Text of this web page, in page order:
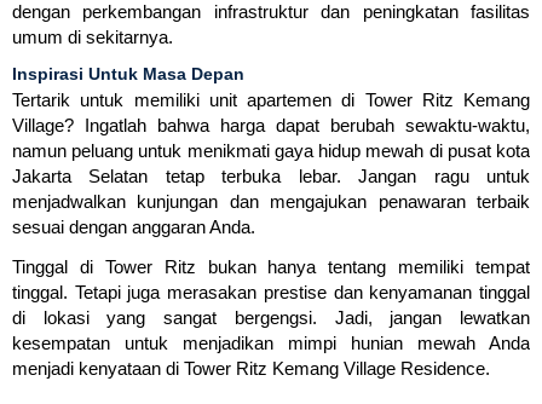
dengan perkembangan infrastruktur dan peningkatan fasilitas
umum di sekitarnya.
Inspirasi Untuk Masa Depan
Tertarik untuk memiliki unit apartemen di Tower Ritz Kemang
Village? Ingatlah bahwa harga dapat berubah sewaktu-waktu,
namun peluang untuk menikmati gaya hidup mewah di pusat kota
Jakarta Selatan tetap terbuka lebar. Jangan ragu untuk
menjadwalkan kunjungan dan mengajukan penawaran terbaik
sesuai dengan anggaran Anda.
Tinggal di Tower Ritz bukan hanya tentang memiliki tempat
tinggal. Tetapi juga merasakan prestise dan kenyamanan tinggal
di lokasi yang sangat bergengsi. Jadi, jangan lewatkan
kesempatan untuk menjadikan mimpi hunian mewah Anda
menjadi kenyataan di Tower Ritz Kemang Village Residence.